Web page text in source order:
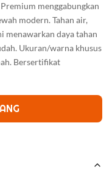
menggabungkan
modern. Tahan air,
menawarkan daya tahan
Ukuran/warna khusus
Bersertifikat